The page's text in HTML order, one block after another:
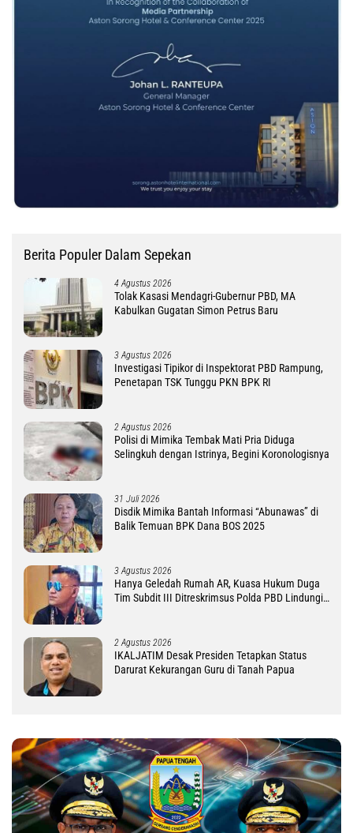
Berita Populer Dalam Sepekan
4 Agustus 2026
Tolak Kasasi Mendagri-Gubernur PBD, MA
Kabulkan Gugatan Simon Petrus Baru
3 Agustus 2026
Investigasi Tipikor di Inspektorat PBD Rampung,
Penetapan TSK Tunggu PKN BPK RI
2 Agustus 2026
Polisi di Mimika Tembak Mati Pria Diduga
Selingkuh dengan Istrinya, Begini Koronologisnya
31 Juli 2026
Disdik Mimika Bantah Informasi “Abunawas” di
Balik Temuan BPK Dana BOS 2025
3 Agustus 2026
Hanya Geledah Rumah AR, Kuasa Hukum Duga
Tim Subdit III Ditreskrimsus Polda PBD Lindungi
2 Agustus 2026
IKALJATIM Desak Presiden Tetapkan Status
Darurat Kekurangan Guru di Tanah Papua